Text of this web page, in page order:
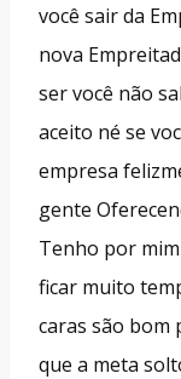
você sair da
nova
ser você não
aceito né se
empresa
gente
Tenho por
ficar muito
caras são bom
que a meta